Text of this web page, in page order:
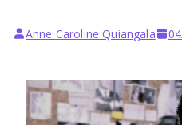
Anne Caroline Quiangala